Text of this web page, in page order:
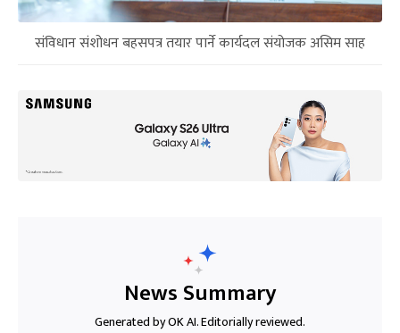
संविधान संशोधन बहसपत्र तयार पार्ने कार्यदल संयोजक असिम साह
News Summary
Generated by OK AI. Editorially reviewed.